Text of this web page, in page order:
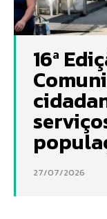
16ª
27/07/2026